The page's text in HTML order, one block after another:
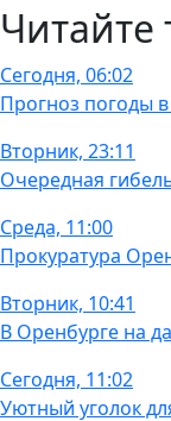
Читайте
Сегодня, 06:02
Прогноз погоды
Вторник, 23:11
Очередная
Среда, 11:00
Прокуратура
Вторник, 10:41
В Оренбурге на
Сегодня, 11:02
Уютный уголок